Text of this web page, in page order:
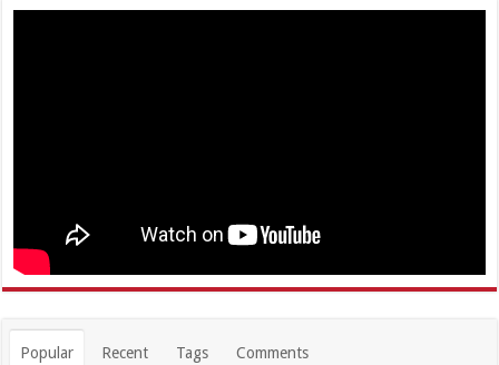
Popular Recent Tags Comments